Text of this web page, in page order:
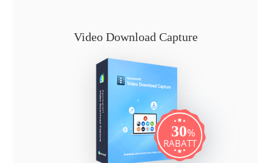
Video Download Capture
30%
RABATT